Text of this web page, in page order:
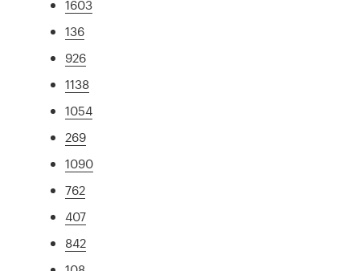
1603
136
926
1138
1054
269
1090
762
407
842